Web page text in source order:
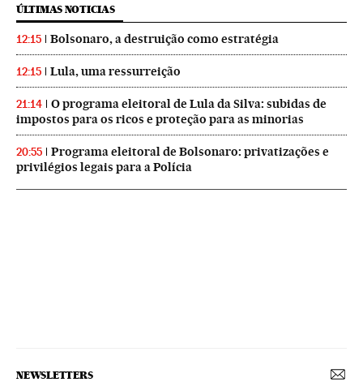
ÚLTIMAS NOTICIAS
12:15 Bolsonaro, a destruição como estratégia
12:15 Lula, uma ressurreição
21:14
O programa eleitoral de Lula da Silva: subidas de
impostos para os ricos e proteção para as minorias
20:55
Programa eleitoral de Bolsonaro: privatizações e
privilégios legais para a Polícia
NEWSLETTERS